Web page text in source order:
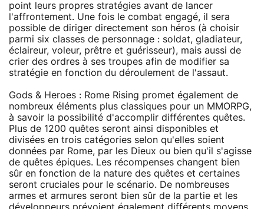
point leurs propres stratégies avant de lancer
l'affrontement. Une fois le combat engagé, il sera
possible de diriger directement son héros (à choisir
parmi six classes de personnage : soldat, gladiateur,
éclaireur, voleur, prêtre et guérisseur), mais aussi de
crier des ordres à ses troupes afin de modifier sa
stratégie en fonction du déroulement de l'assaut.
Gods & Heroes : Rome Rising promet également de
nombreux éléments plus classiques pour un MMORPG,
à savoir la possibilité d'accomplir différentes quêtes.
Plus de 1200 quêtes seront ainsi disponibles et
divisées en trois catégories selon qu'elles soient
données par Rome, par les Dieux ou bien qu'il s'agisse
de quêtes épiques. Les récompenses changent bien
sûr en fonction de la nature des quêtes et certaines
seront cruciales pour le scénario. De nombreuses
armes et armures seront bien sûr de la partie et les
développeurs prévoient également différents moyens